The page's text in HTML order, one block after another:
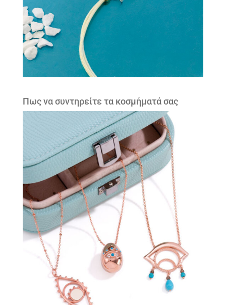
Πως να συντηρείτε τα κοσμήματά σας